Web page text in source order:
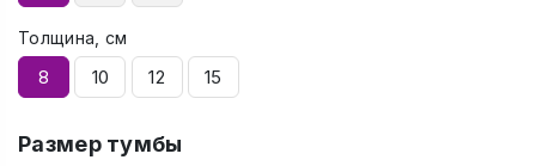
Толщина, см
8 10 12 15
Размер тумбы